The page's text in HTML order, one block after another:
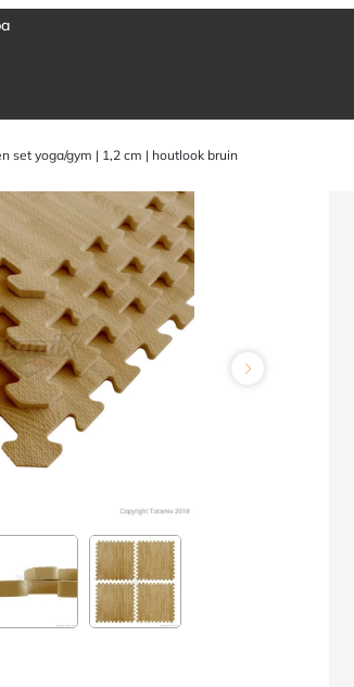
set yoga/gym | 1,2 cm | houtlook bruin